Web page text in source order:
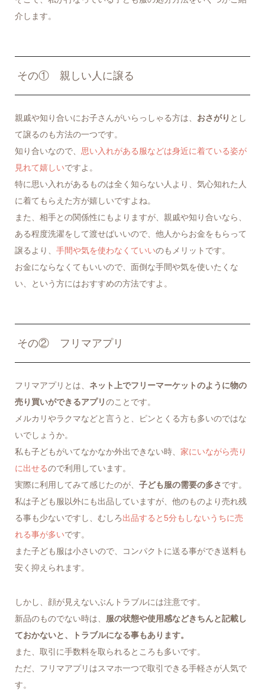
介します。
その① 親しい人に譲る
親戚や知り合いにお子さんがいらっしゃる方は、 おさがり とし
て譲るのも方法の一つです。
知り合いなので、 思い入れがある服などは身近に着ている姿が
見れて嬉しいですよ。
特に思い入れがあるものは全く知らない人より、気心知れた人
に着てもらえた方が嬉しいですよね。
また、相手との関係性にもよりますが、親戚や知り合いなら、
ある程度洗濯をして渡せばいいので、他人からお金をもらって
譲るより、 手間や気を使わなくていいのもメリットです。
お金にならなくてもいいので、面倒な手間や気を使いたくな
い、という方にはおすすめの方法ですよ。
その② フリマアプリ
フリマアプリとは、 ネット上でフリーマーケットのように物の
売り買いができるアプリのことです。
メルカリやラクマなどと言うと、ピンとくる方も多いのではな
いでしょうか。
私も子どもがいてなかなか外出できない時、 家にいながら売り
に出せるので利用しています。
実際に利用してみて感じたのが、 子ども服の需要の多さです。
私は子ども服以外にも出品していますが、他のものより売れ残
る事も少ないですし、むしろ出品すると5分もしないうちに売
れる事が多いです。
また子ども服は小さいので、コンパクトに送る事ができ送料も
安く抑えられます。
しかし、顔が見えないぶんトラブルには注意です。
新品のものでない時は、 服の状態や使用感などきちんと記載し
ておかないと、トラブルになる事もあります。
また、取引に手数料を取られるところも多いです。
ただ、フリマアプリはスマホ一つで取引できる手軽さが人気で
す。